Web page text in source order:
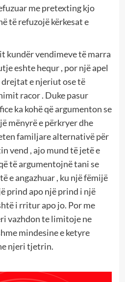
me pretexting kjo
të refuzojë kërkesat e
kundër vendimeve të marra
eshte hequr , por një apel
e njeriut ose të
racor . Duke pasur
ka kohë që argumenton se
mënyrë e përkryer dhe
familjare alternativë për
vend , ajo mund të jetë e
të argumentojnë tani se
e angazhuar , ku një fëmijë
prind apo një prind i një
i rritur apo jo. Por me
vazhdon te limitoje ne
mindesine e ketyre
njeri tjetrin.